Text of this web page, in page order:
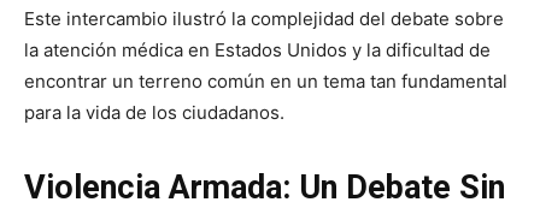
Este intercambio ilustró la complejidad del debate sobre
la atención médica en Estados Unidos y la dificultad de
encontrar un terreno común en un tema tan fundamental
para la vida de los ciudadanos.
Violencia Armada: Un Debate Sin